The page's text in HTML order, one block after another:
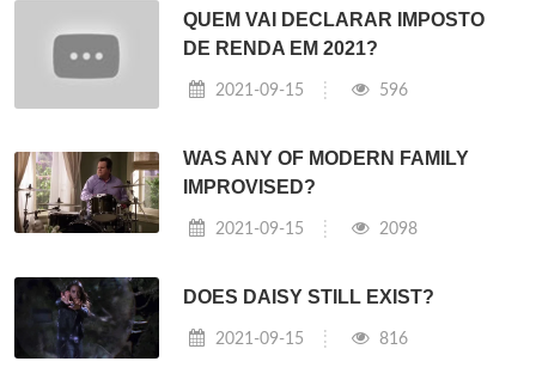
QUEM VAI DECLARAR IMPOSTO
DE RENDA EM 2021?
2021-09-15 596
WAS ANY OF MODERN FAMILY
IMPROVISED?
2021-09-15 2098
DOES DAISY STILL EXIST?
2021-09-15 816